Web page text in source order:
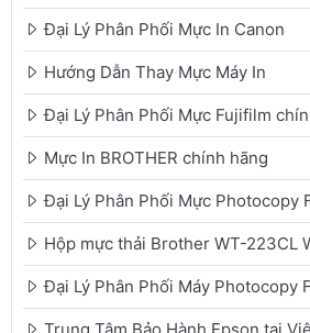
Đại Lý Phân Phối Mực In Canon
Hướng Dẫn Thay Mực Máy In
Đại Lý Phân Phối Mực Fujifilm
Mực In BROTHER chính hãng
Đại Lý Phân Phối Mực Photocopy
Hộp mực thải Brother WT-223CL
Đại Lý Phân Phối Máy Photocopy
Trung Tâm Bảo Hành Epson tại